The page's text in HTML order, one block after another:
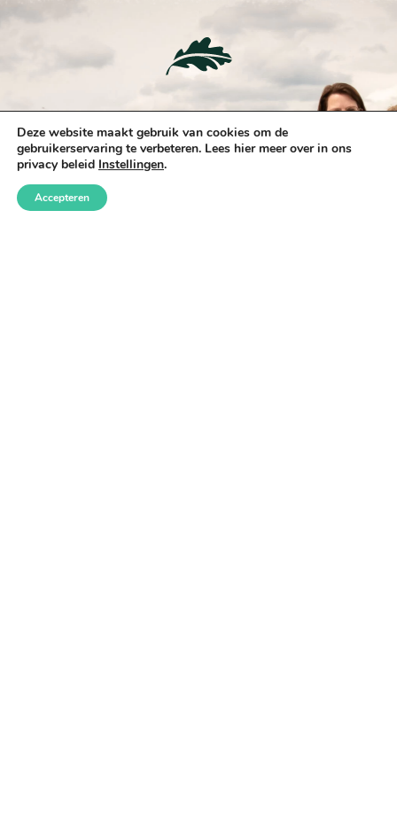
Kom je lekker uitwaaien?
Deze website maakt gebruik van cookies om de
gebruikerservaring te verbeteren. Lees hier meer over in ons
privacy beleid Instellingen.
Accepteren